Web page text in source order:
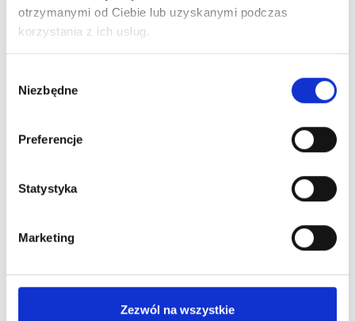
otrzymanymi od Ciebie lub uzyskanymi podczas
korzystania z ich usług.
zgody
Niezbędne
Preferencje
Statystyka
Marketing
Zezwól na wszystkie
ALE UPAŁ! Dbajmy o siebie nawzajem.